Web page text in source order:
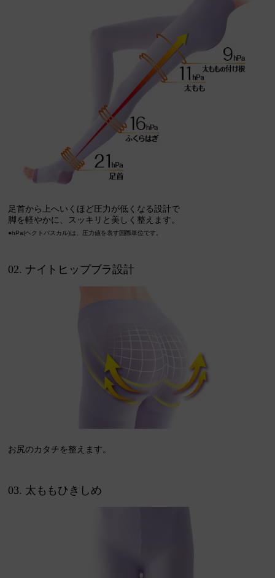
足首から上へいくほど圧力が低くなる設計で
脚を軽やかに、スッキリと美しく整えます。
●hPa(ヘクトパスカル)は、圧力値を表す国際単位です。
02. ナイトヒップブラ設計
お尻のカタチを整えます。
03. 太ももひきしめ